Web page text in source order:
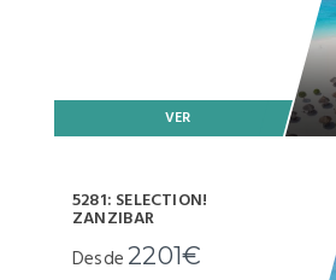
VER
5281: SELECTION!
ZANZIBAR
Desde 2201€